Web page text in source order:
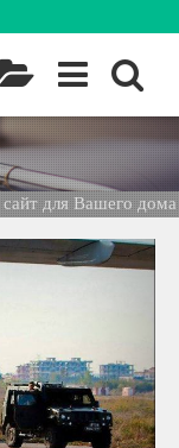
для Вашего дома -